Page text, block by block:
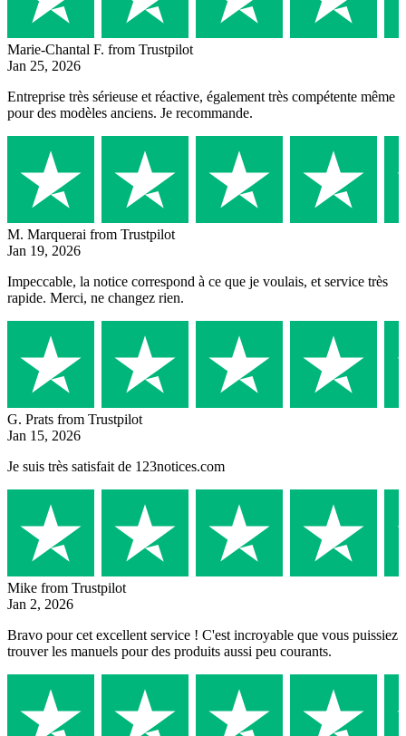
Marie-Chantal F. from Trustpilot
Jan 25, 2026
Entreprise très sérieuse et réactive, également très compétente même
pour des modèles anciens. Je recommande.
M. Marquerai from Trustpilot
Jan 19, 2026
Impeccable, la notice correspond à ce que je voulais, et service très
rapide. Merci, ne changez rien.
G. Prats from Trustpilot
Jan 15, 2026
Je suis très satisfait de 123notices.com
Mike from Trustpilot
Jan 2, 2026
Bravo pour cet excellent service ! C'est incroyable que vous puissiez
trouver les manuels pour des produits aussi peu courants.